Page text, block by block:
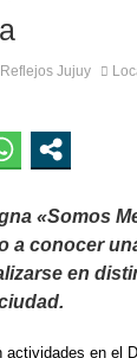
Reflejos Jujuy
«Somos
a conocer
en